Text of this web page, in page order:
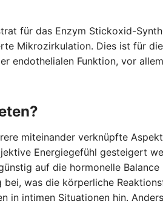
für das Enzym Stickoxid-
Mikrozirkulation. Dies ist für
endothelialen Funktion, vor
miteinander verknüpfte
Energiegefühl gesteigert
auf die hormonelle
was die körperliche
in intimen Situationen hin.